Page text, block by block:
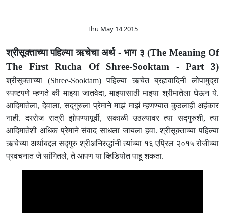
Thu May 14 2015
श्रीसूक्ताच्या पहिल्या ऋचेचा अर्थ - भाग ३(The Meaning Of
The First Rucha Of Shree-Sooktam - Part 3)
श्रीसूक्ताच्या (Shree-Sooktam) पहिल्या ऋचेत ब्रह्मवादिनी लोपामुद्रा
स्पष्टपणे म्हणते की माझ्या जातवेदा, माझ्यासाठी माझ्या श्रीमातेला घेऊन ये.
आदिमातेला, देवाला, सद्‍गुरुला प्रेमाने माझं माझं म्हणण्यात कुठलाही अहंकार
नाही. दररोज रात्री झोपण्यापूर्वी, सकाळी उठल्यावर त्या सद्‍गुरुशी, त्या
आदिमातेशी अधिक प्रेमाने संवाद साधला जायला हवा. श्रीसूक्ताच्या पहिल्या
ऋचेच्या अर्थाबद्दल सद्गुरु श्रीअनिरुद्धांनी त्यांच्या १६ एप्रिल २०१५ रोजीच्या
प्रवचनात जे सांगितले, ते आपण या व्हिडियोत पाहू शकता.